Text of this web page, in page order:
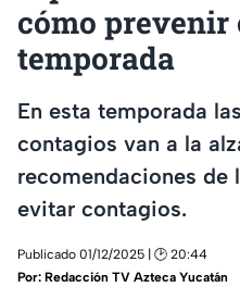
cómo prevenir
temporada
En esta temporada
contagios van a la
recomendaciones de
evitar contagios.
Publicado 01/12/2025 | 🕑 20:44
Por: Redacción TV Azteca Yucatán